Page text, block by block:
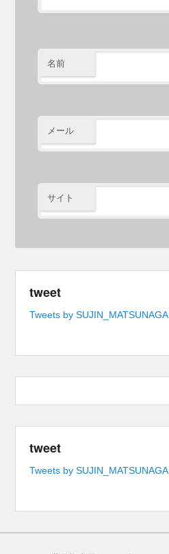
名前
メール
サイト
tweet
Tweets by SUJIN_MATSUNAGA
tweet
Tweets by SUJIN_MATSUNAGA